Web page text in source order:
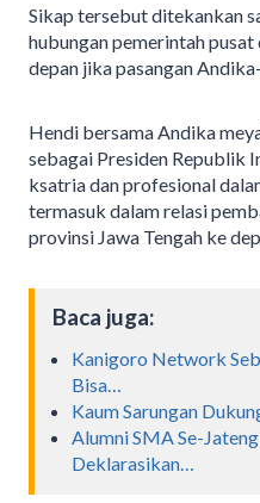
Sikap tersebut ditekankan
hubungan pemerintah
depan jika pasangan
Hendi bersama Andika
sebagai Presiden Republik
ksatria dan profesional
termasuk dalam relasi
provinsi Jawa Tengah ke
Baca juga:
Kanigoro Network
Bisa…
Kaum Sarungan
Alumni SMA Se-
Deklarasikan…